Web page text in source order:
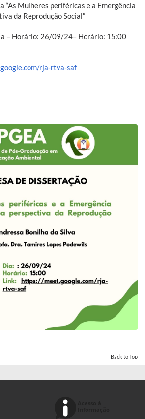
“As Mulheres periféricas e a Emergência
da Reprodução Social”
– Horário: 26/09/24– Horário: 15:00
rja-rtva-saf
Back to Top